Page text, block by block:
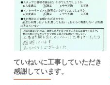
ていねいに工事していただき
感謝しています。